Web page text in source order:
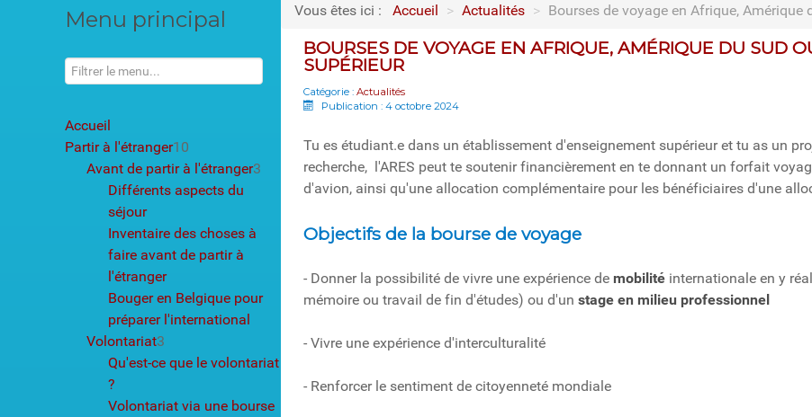
Menu principal
Accueil
Partir à l'étranger10
Avant de partir à l'étranger3
Différents aspects du
séjour
Inventaire des choses à
faire avant de partir à
l'étranger
Bouger en Belgique pour
préparer l'international
Volontariat3
Qu'est-ce que le volontariat
?
Volontariat via une bourse
Vous êtes ici : Accueil > Actualités > Bourses de voyage en Afrique,
BOURSES DE VOYAGE EN AFRIQUE, AMÉRIQUE DU SUD
SUPÉRIEUR
Catégorie : Actualités
Publication : 4 octobre 2024
Tu es étudiant.e dans un établissement d'enseignement supérieur et tu as un
recherche, l'ARES peut te soutenir financièrement en te donnant un forfait
d'avion, ainsi qu'une allocation complémentaire pour les bénéficiaires d'une
Objectifs de la bourse de voyage
- Donner la possibilité de vivre une expérience de mobilité internationale en y
mémoire ou travail de fin d'études) ou d'un stage en milieu professionnel
- Vivre une expérience d'interculturalité
- Renforcer le sentiment de citoyenneté mondiale